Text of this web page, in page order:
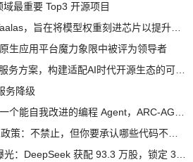
最重要 Top3 开源项目
生应用平台魔力象限中被评为领导者
务降级